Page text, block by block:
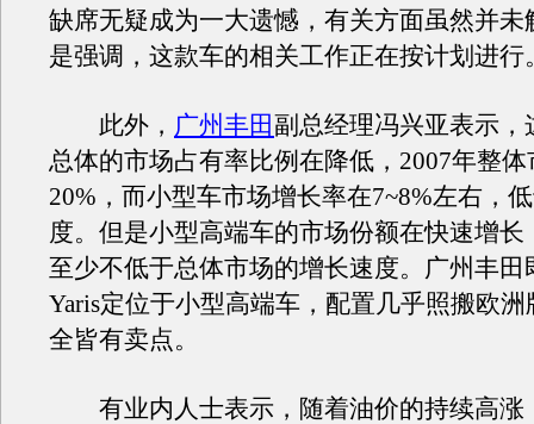
缺席无疑成为一大遗憾，有关方面虽然并未
是强调，这款车的相关工作正在按计划进行
此外， 广州丰田副总经理冯兴亚表示，
总体的市场占有率比例在降低，2007年整
20%，而小型车市场增长率在7~8%左右，
度。但是小型高端车的市场份额在快速增长
至少不低于总体市场的增长速度。广州丰田
Yaris定位于小型高端车，配置几乎照搬欧
全皆有卖点。
有业内人士表示，随着油价的持续高涨